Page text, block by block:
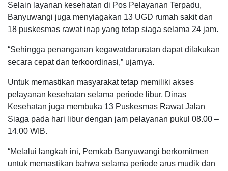
Selain layanan kesehatan di Pos Pelayanan Terpadu,
Banyuwangi juga menyiagakan 13 UGD rumah sakit dan
18 puskesmas rawat inap yang tetap siaga selama 24 jam.
“Sehingga penanganan kegawatdaruratan dapat dilakukan
secara cepat dan terkoordinasi,” ujarnya.
Untuk memastikan masyarakat tetap memiliki akses
pelayanan kesehatan selama periode libur, Dinas
Kesehatan juga membuka 13 Puskesmas Rawat Jalan
Siaga pada hari libur dengan jam pelayanan pukul 08.00 –
14.00 WIB.
“Melalui langkah ini, Pemkab Banyuwangi berkomitmen
untuk memastikan bahwa selama periode arus mudik dan